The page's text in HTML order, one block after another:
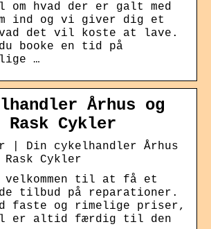
hvad der er galt med
ind og vi giver dig et
det vil koste at lave.
booke en tid på
…
Århus og
Cykler
| Din cykelhandler Århus
Cykler
velkommen til at få et
tilbud på reparationer.
faste og rimelige priser,
er altid færdig til den